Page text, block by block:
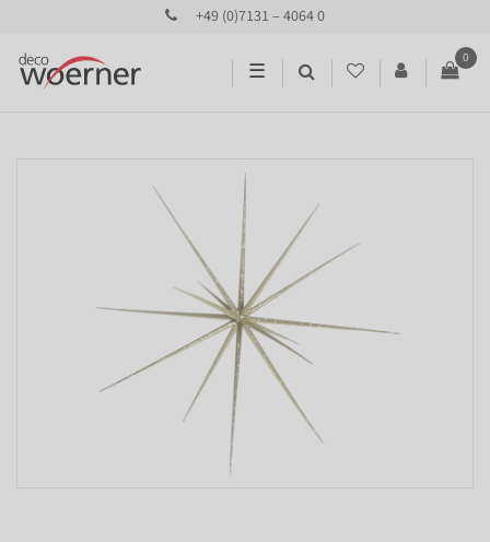
+49 (0)7131 – 4064 0
☰
0